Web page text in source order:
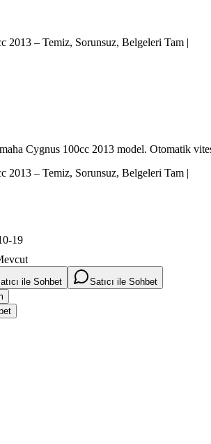
2013 – Temiz, Sorunsuz, Belgeleri Tam |
Cygnus 100cc 2013 model. Otomatik
2013 – Temiz, Sorunsuz, Belgeleri Tam |
19
ile Sohbet
Satıcı ile Sohbet